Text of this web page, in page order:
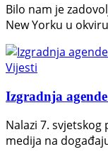
Bilo nam je
New Yorku u
Vijesti
Izgradnja
Nalazi 7.
medija na